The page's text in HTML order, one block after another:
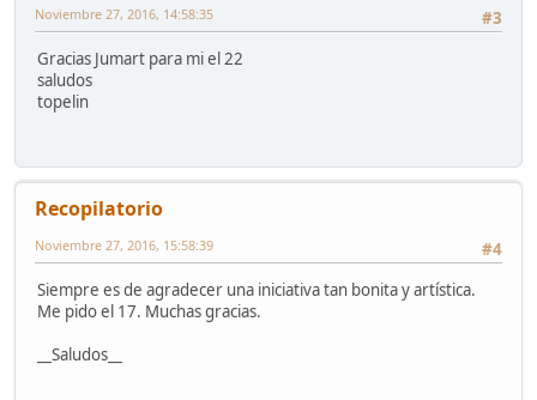
#3
Noviembre 27, 2016, 14:58:35
Gracias Jumart para mi el 22
saludos
topelin
Recopilatorio
#4
Noviembre 27, 2016, 15:58:39
Siempre es de agradecer una iniciativa tan bonita y artística.
Me pido el 17. Muchas gracias.
__Saludos__